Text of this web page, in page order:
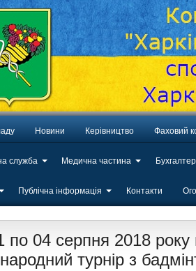
Новини Керівництво Фаховий
служба Медична частина
Публічна інформація Контакти
по 04 серпня 2018
турнір з